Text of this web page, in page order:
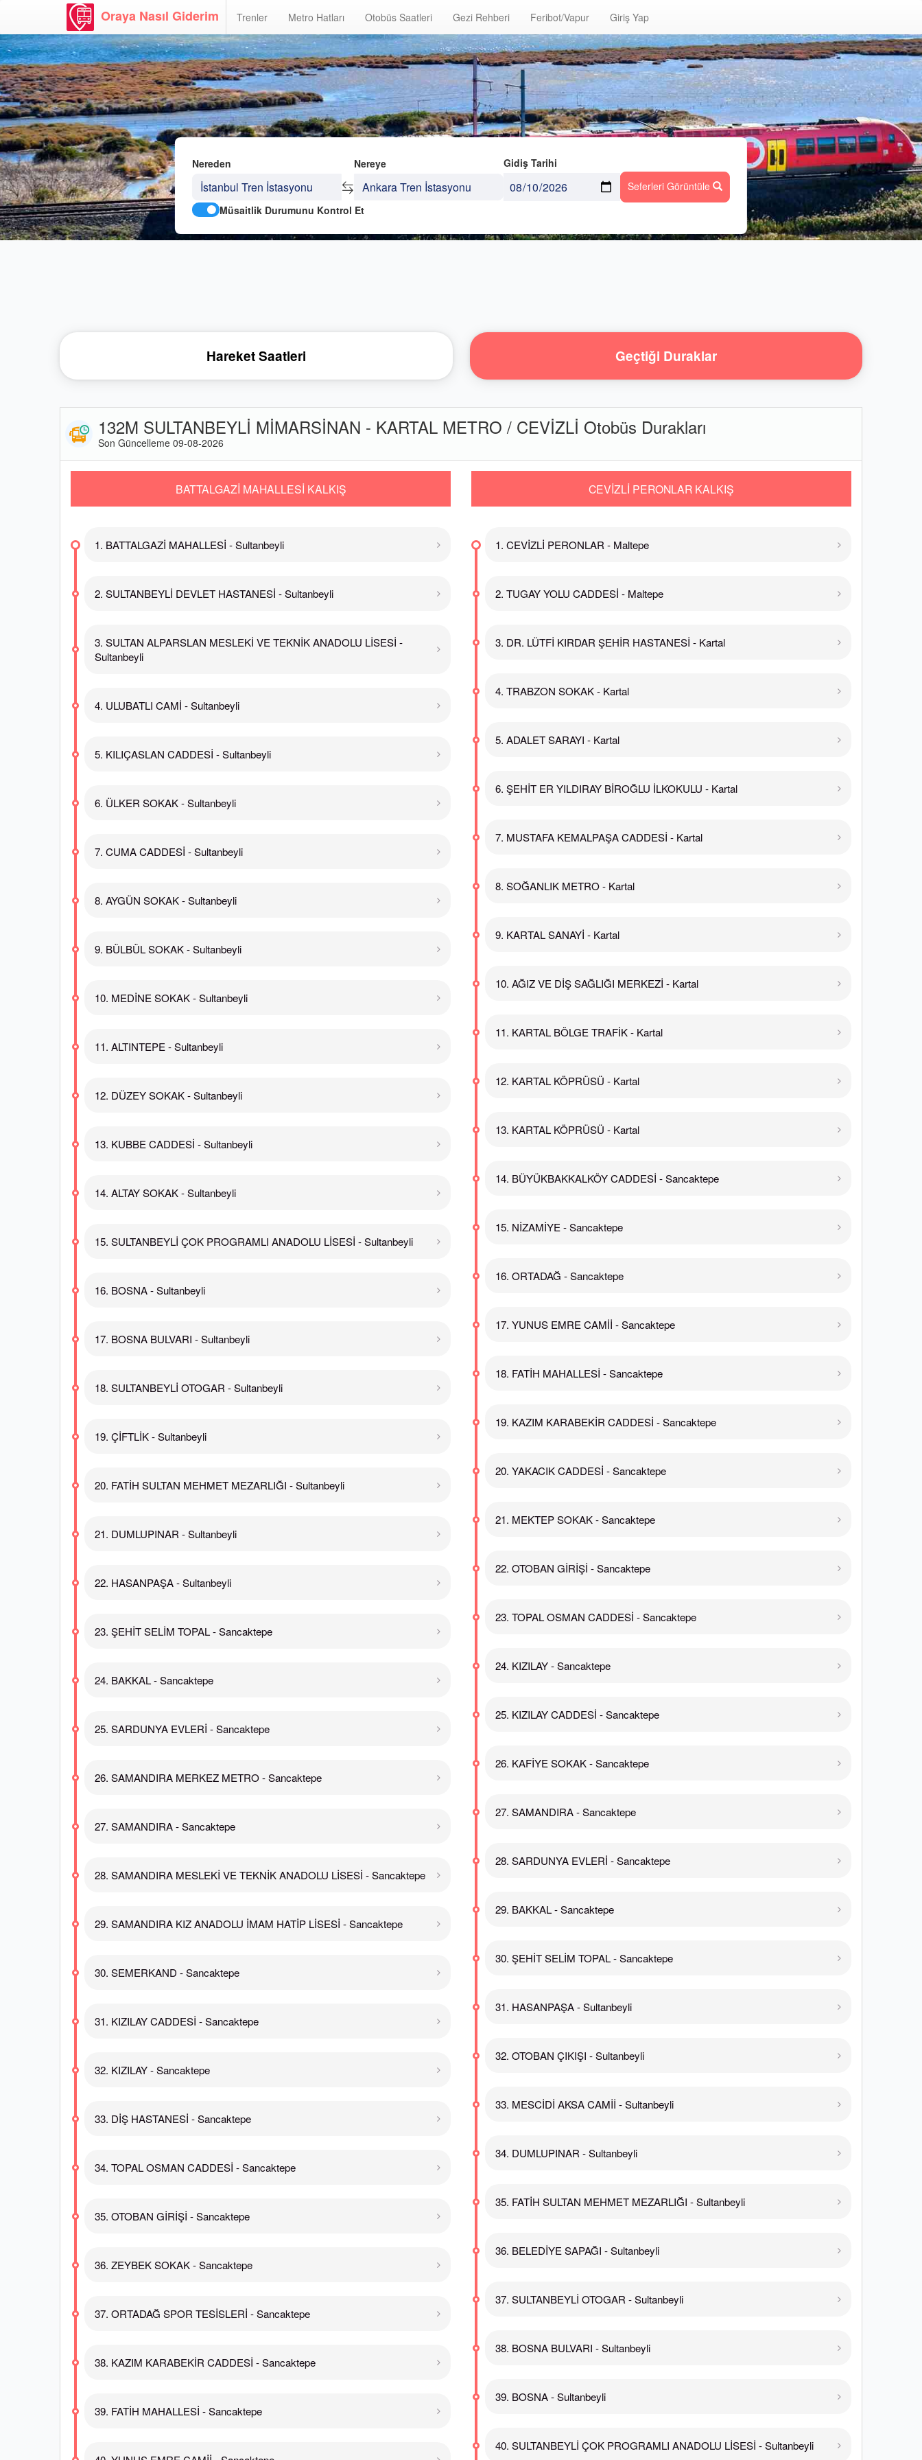
Oraya Nasıl Giderim Trenler Metro Hatları Otobüs Saatleri Gezi Rehberi Feribot/Vapur Giriş Yap
Nereden Nereye
Gidiş Tarihi
Seferleri Görüntüle
Müsaitlik Durumunu Kontrol Et
Hareket Saatleri Geçtiği Duraklar
132M SULTANBEYLİ MİMARSİNAN - KARTAL METRO / CEVİZLİ Otobüs Durakları
Son Güncelleme 09-08-2026
BATTALGAZİ MAHALLESİ KALKIŞ
1. BATTALGAZİ MAHALLESİ - Sultanbeyli
2. SULTANBEYLİ DEVLET HASTANESİ - Sultanbeyli
3. SULTAN ALPARSLAN MESLEKİ VE TEKNİK ANADOLU LİSESİ -
Sultanbeyli
4. ULUBATLI CAMİ - Sultanbeyli
5. KILIÇASLAN CADDESİ - Sultanbeyli
6. ÜLKER SOKAK - Sultanbeyli
7. CUMA CADDESİ - Sultanbeyli
8. AYGÜN SOKAK - Sultanbeyli
9. BÜLBÜL SOKAK - Sultanbeyli
10. MEDİNE SOKAK - Sultanbeyli
11. ALTINTEPE - Sultanbeyli
12. DÜZEY SOKAK - Sultanbeyli
13. KUBBE CADDESİ - Sultanbeyli
14. ALTAY SOKAK - Sultanbeyli
15. SULTANBEYLİ ÇOK PROGRAMLI ANADOLU LİSESİ - Sultanbeyli
16. BOSNA - Sultanbeyli
17. BOSNA BULVARI - Sultanbeyli
18. SULTANBEYLİ OTOGAR - Sultanbeyli
19. ÇİFTLİK - Sultanbeyli
20. FATİH SULTAN MEHMET MEZARLIĞI - Sultanbeyli
21. DUMLUPINAR - Sultanbeyli
22. HASANPAŞA - Sultanbeyli
23. ŞEHİT SELİM TOPAL - Sancaktepe
24. BAKKAL - Sancaktepe
25. SARDUNYA EVLERİ - Sancaktepe
26. SAMANDIRA MERKEZ METRO - Sancaktepe
27. SAMANDIRA - Sancaktepe
28. SAMANDIRA MESLEKİ VE TEKNİK ANADOLU LİSESİ - Sancaktepe
29. SAMANDIRA KIZ ANADOLU İMAM HATİP LİSESİ - Sancaktepe
30. SEMERKAND - Sancaktepe
31. KIZILAY CADDESİ - Sancaktepe
32. KIZILAY - Sancaktepe
33. DİŞ HASTANESİ - Sancaktepe
34. TOPAL OSMAN CADDESİ - Sancaktepe
35. OTOBAN GİRİŞİ - Sancaktepe
36. ZEYBEK SOKAK - Sancaktepe
37. ORTADAĞ SPOR TESİSLERİ - Sancaktepe
38. KAZIM KARABEKİR CADDESİ - Sancaktepe
39. FATİH MAHALLESİ - Sancaktepe
CEVİZLİ PERONLAR KALKIŞ
1. CEVİZLİ PERONLAR - Maltepe
2. TUGAY YOLU CADDESİ - Maltepe
3. DR. LÜTFİ KIRDAR ŞEHİR HASTANESİ - Kartal
4. TRABZON SOKAK - Kartal
5. ADALET SARAYI - Kartal
6. ŞEHİT ER YILDIRAY BİROĞLU İLKOKULU - Kartal
7. MUSTAFA KEMALPAŞA CADDESİ - Kartal
8. SOĞANLIK METRO - Kartal
9. KARTAL SANAYİ - Kartal
10. AĞIZ VE DİŞ SAĞLIĞI MERKEZİ - Kartal
11. KARTAL BÖLGE TRAFİK - Kartal
12. KARTAL KÖPRÜSÜ - Kartal
13. KARTAL KÖPRÜSÜ - Kartal
14. BÜYÜKBAKKALKÖY CADDESİ - Sancaktepe
15. NİZAMİYE - Sancaktepe
16. ORTADAĞ - Sancaktepe
17. YUNUS EMRE CAMİİ - Sancaktepe
18. FATİH MAHALLESİ - Sancaktepe
19. KAZIM KARABEKİR CADDESİ - Sancaktepe
20. YAKACIK CADDESİ - Sancaktepe
21. MEKTEP SOKAK - Sancaktepe
22. OTOBAN GİRİŞİ - Sancaktepe
23. TOPAL OSMAN CADDESİ - Sancaktepe
24. KIZILAY - Sancaktepe
25. KIZILAY CADDESİ - Sancaktepe
26. KAFİYE SOKAK - Sancaktepe
27. SAMANDIRA - Sancaktepe
28. SARDUNYA EVLERİ - Sancaktepe
29. BAKKAL - Sancaktepe
30. ŞEHİT SELİM TOPAL - Sancaktepe
31. HASANPAŞA - Sultanbeyli
32. OTOBAN ÇIKIŞI - Sultanbeyli
33. MESCİDİ AKSA CAMİİ - Sultanbeyli
34. DUMLUPINAR - Sultanbeyli
35. FATİH SULTAN MEHMET MEZARLIĞI - Sultanbeyli
36. BELEDİYE SAPAĞI - Sultanbeyli
37. SULTANBEYLİ OTOGAR - Sultanbeyli
38. BOSNA BULVARI - Sultanbeyli
39. BOSNA - Sultanbeyli
40. SULTANBEYLİ ÇOK PROGRAMLI ANADOLU LİSESİ - Sultanbeyli